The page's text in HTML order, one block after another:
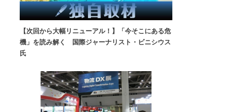
【次回から大幅リニューアル！】「今そこにある危
機」を読み解く 国際ジャーナリスト・ビニシウス
氏